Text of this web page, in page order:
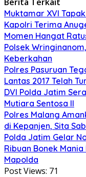
Muktamar XVI
Kapolri Terima
Momen Hangat
Polsek
Keberkahan
Polres Pasuruan
Lantas 2017 Telah
DVI Polda Jatim
Mutiara Sentosa II
Polres Malang
di Kepanjen, Sita
Polda Jatim Gelar
Ribuan Bonek
Mapolda
Post Views: 71